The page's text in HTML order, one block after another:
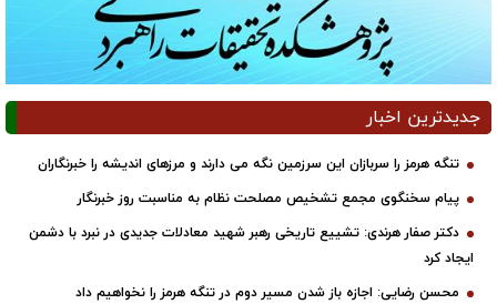
جدیدترین اخبار
تنگه هرمز را سربازان این سرزمین نگه می دارند و مرزهای اندیشه را خبرنگاران
پیام سخنگوی مجمع تشخیص مصلحت نظام به مناسبت روز خبرنگار
دکتر صفار هرندی: تشییع تاریخی رهبر شهید معادلات جدیدی در نبرد با دشمن
ایجاد کرد
محسن رضایی: اجازه باز شدن مسیر دوم در تنگه هرمز را نخواهیم داد